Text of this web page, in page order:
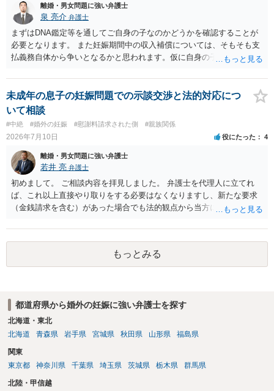
離婚・男女問題に強い弁護士
泉 亮介 弁護士
まずはDNA鑑定等を通してご自身の子なのかどうかを確認することが
必要となります。 また妊娠期間中の収入補償については、そもそも支
払義務自体から争いとなるかと思われます。仮に自身の子であったと
相手に弁護士がついているということであれば、依頼をするかしない
かは別として一度ご自身も個別に弁護士に相談をされたほうが良いで
しょう。
未成年の息子の妊娠問題での示談交渉と法的対応につ
いて相談
#中絶 #婚外の妊娠 #慰謝料請求された側 #親族関係
2026年7月10日 役にたった 4
離婚・男女問題に強い弁護士
若井 亮 弁護士
初めまして。 ご相談内容を拝見しました。 弁護士を代理人に立てれ
ば、これ以上直接やり取りをする必要はなくなりますし、新たな要求
（金銭請求を含む）があった場合でも法的観点から当方に支払うべき
いのであれば、基本的にはご自身で対応していくことになります。 こ
れ以上の要求を回避するためには、合意内容を書面しておくことで
す。 特に重要な点としては、合意事項以外には貸し借りが無いことを
確認する条項（清算条項）をきちんと盛り込んでおくことです。 お金
もっとみる
都道府県から婚外の妊娠に強い弁護士を探す
北海道・東北
北海道
青森県 岩手県 宮城県 秋田県 山形県 福島県
関東
東京都
神奈川県 千葉県 埼玉県 茨城県 栃木県 群馬県
北陸・甲信越